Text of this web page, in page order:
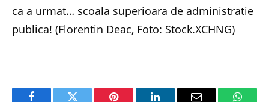
ca a urmat… scoala superioara de administratie
publica! (Florentin Deac, Foto: Stock.XCHNG)